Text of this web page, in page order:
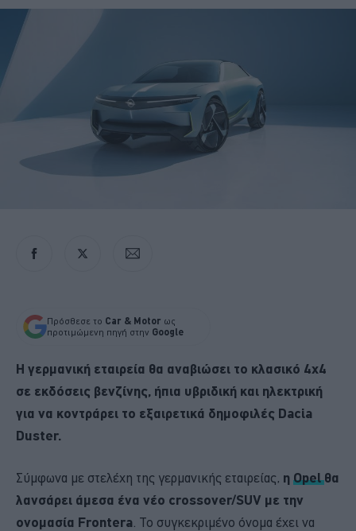
Πρόσθεσε το Car & Motor ως
προτιμώμενη πηγή στην Google
Η γερμανική εταιρεία θα αναβιώσει το κλασικό 4x4
σε εκδόσεις βενζίνης, ήπια υβριδική και ηλεκτρική
για να κοντράρει το εξαιρετικά δημοφιλές Dacia
Duster.
Σύμφωνα με στελέχη της γερμανικής εταιρείας, η Opelθα
λανσάρει άμεσα ένα νέο crossover/SUV με την
ονομασία Frontera . Το συγκεκριμένο όνομα έχει να